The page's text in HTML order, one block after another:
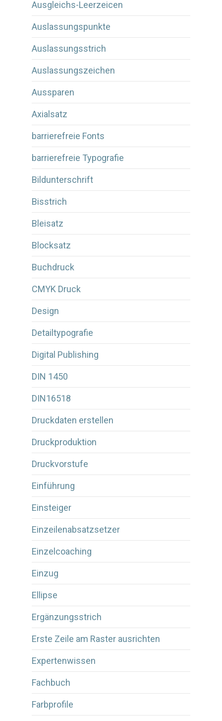
Ausgleichs-Leerzeicen
Auslassungspunkte
Auslassungsstrich
Auslassungszeichen
Aussparen
Axialsatz
barrierefreie Fonts
barrierefreie Typografie
Bildunterschrift
Bisstrich
Bleisatz
Blocksatz
Buchdruck
CMYK Druck
Design
Detailtypografie
Digital Publishing
DIN 1450
DIN16518
Druckdaten erstellen
Druckproduktion
Druckvorstufe
Einführung
Einsteiger
Einzeilenabsatzsetzer
Einzelcoaching
Einzug
Ellipse
Ergänzungsstrich
Erste Zeile am Raster ausrichten
Expertenwissen
Fachbuch
Farbprofile